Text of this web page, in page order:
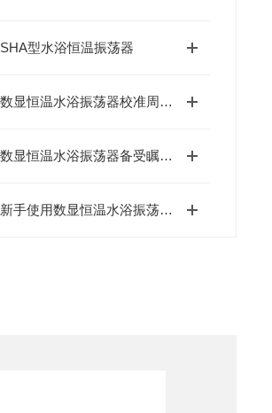
SHA型水浴恒温振荡器
数显恒温水浴振荡器校准周期与方法指南
数显恒温水浴振荡器备受瞩目的关键
新手使用数显恒温水浴振荡器时常遇到的故障分析